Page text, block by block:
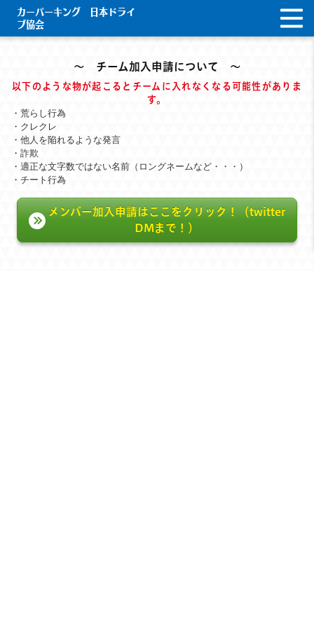
カーパーキング 日本ドライ
ブ協会
～ チーム加入申請について ～
以下のような物が起こるとチームに入れなくなる可能性がありま
す。
・荒らし行為
・クレクレ
・他人を陥れるような発言
・詐欺
・適正な文字数ではない名前（ロングネームなど・・・）
・チート行為
メンバー加入申請はここをクリック！（twitter
DMまで！）